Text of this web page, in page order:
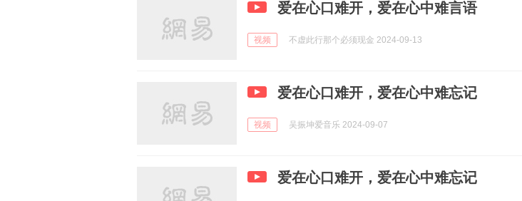
爱在心口难开，爱在心中难言语
视频 不虚此行那个必须现金 2024-09-13
爱在心口难开，爱在心中难忘记
视频 吴振坤爱音乐 2024-09-07
爱在心口难开，爱在心中难忘记